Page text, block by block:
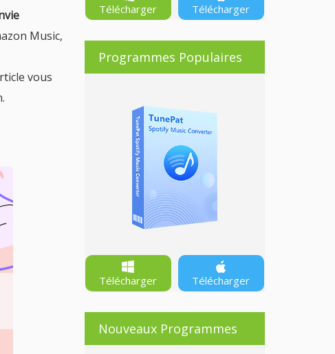
Music,
vous
Télécharger Télécharger
Programmes Populaires
Télécharger Télécharger
Nouveaux Programmes